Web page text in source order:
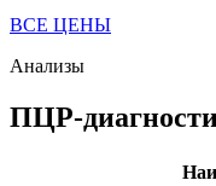
ВСЕ ЦЕНЫ
Анализы
ПЦР-